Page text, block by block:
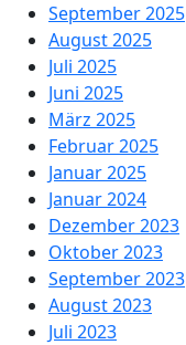
September 2025
August 2025
Juli 2025
Juni 2025
März 2025
Februar 2025
Januar 2025
Januar 2024
Dezember 2023
Oktober 2023
September 2023
August 2023
Juli 2023